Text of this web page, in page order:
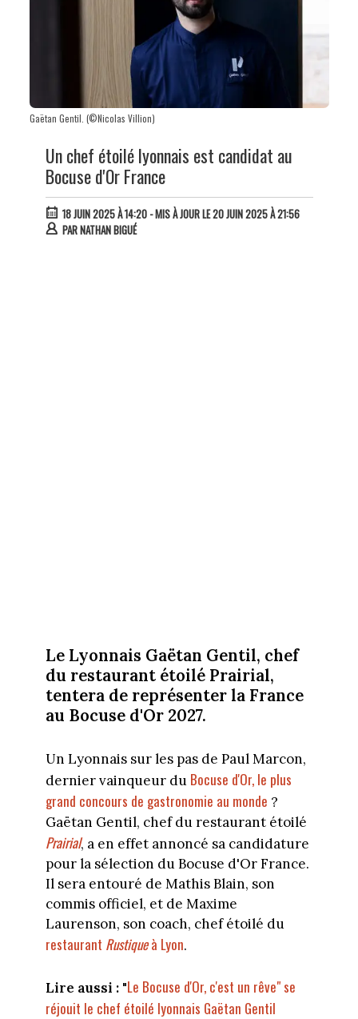
Gaëtan Gentil. (©Nicolas Villion)
Un chef étoilé lyonnais est candidat au
Bocuse d'Or France
18 JUIN 2025 À 14:20- MIS À JOUR LE 20 JUIN 2025 À 21:56
PARNATHAN BIGUÉ
Le Lyonnais Gaëtan Gentil, chef
du restaurant étoilé Prairial,
tentera de représenter la France
au Bocuse d'Or 2027.
Un Lyonnais sur les pas de Paul Marcon,
dernier vainqueur du Bocuse d'Or, le plus
grand concours de gastronomie au monde ?
Gaëtan Gentil, chef du restaurant étoilé
Prairial, a en effet annoncé sa candidature
pour la sélection du Bocuse d'Or France.
Il sera entouré de Mathis Blain, son
commis officiel, et de Maxime
Laurenson, son coach, chef étoilé du
restaurant Rustiqueà Lyon.
Lire aussi :"Le Bocuse d'Or, c'est un rêve" se
réjouit le chef étoilé lyonnais Gaëtan Gentil